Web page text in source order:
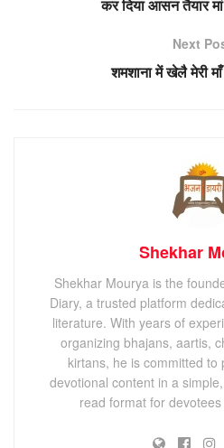
कर दिया आसन तैयार
Next
शमशाना में खेलै मेरी
Shekhar
Shekhar Mourya is the
Diary, a trusted platform
literature. With years of
organizing bhajans, aartis,
kirtans, he is committed to
devotional content in a
read format for